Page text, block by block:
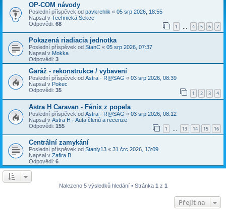
OP-COM návody
Poslední příspěvek od pavkrehlik « 05 srp 2026, 18:55
Napsal v Technická Sekce
Odpovědi: 68 1 4 5 6 7
Pokazená riadiacia jednotka
Poslední příspěvek od StanC « 05 srp 2026, 07:37
Napsal v Mokka
Odpovědi: 3
Garáž - rekonstrukce / vybavení
Poslední příspěvek od Astra - R@SAG « 03 srp 2026, 08:39
Napsal v Pokec
Odpovědi: 35 1 2 3 4
Astra H Caravan - Fénix z popela
Poslední příspěvek od Astra - R@SAG « 03 srp 2026, 08:12
Napsal v Astra H - Auta členů a recenze
Odpovědi: 155 1 13 14 15 16
Centrální zamykání
Poslední příspěvek od Stanly13 « 31 črc 2026, 13:09
Napsal v Zafira B
Odpovědi: 6
Nalezeno 5 výsledků hledání • Stránka 1z 1
Přejít na